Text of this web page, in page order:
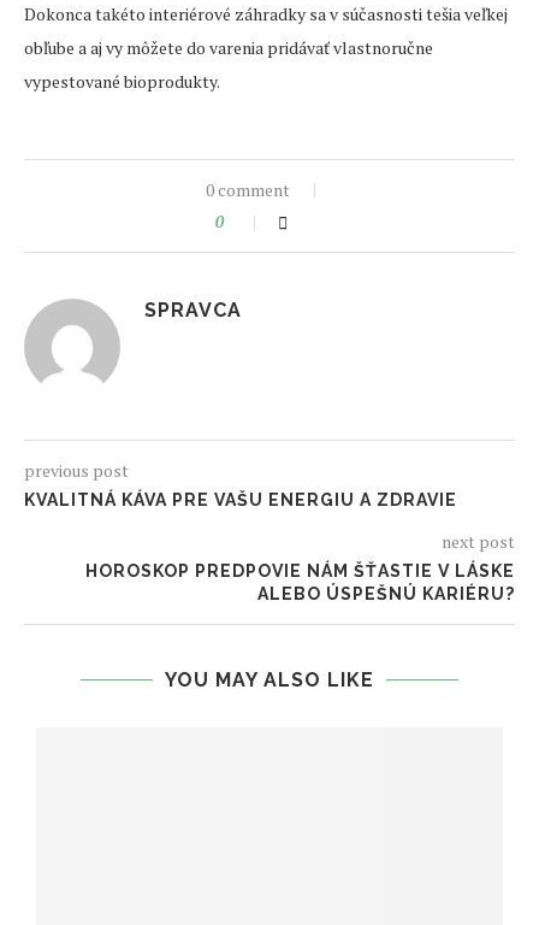
Dokonca takéto interiérové záhradky sa v súčasnosti tešia veľkej
obľube a aj vy môžete do varenia pridávať vlastnoručne
vypestované bioprodukty.
0 comment
0
SPRAVCA
previous post
KVALITNÁ KÁVA PRE VAŠU ENERGIU A ZDRAVIE
next post
HOROSKOP PREDPOVIE NÁM ŠŤASTIE V LÁSKE
ALEBO ÚSPEŠNÚ KARIÉRU?
YOU MAY ALSO LIKE